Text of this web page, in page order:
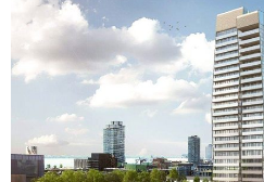
大多伦多地区楼花开发商名录
楼花地图
楼花转让专区
多伦多市中心楼花项目